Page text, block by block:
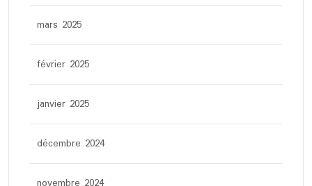
mars 2025
février 2025
janvier 2025
décembre 2024
novembre 2024